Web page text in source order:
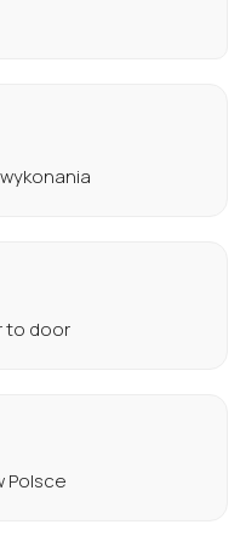
to door
Polsce